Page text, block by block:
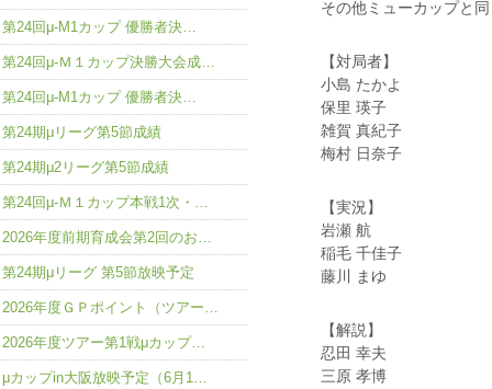
その他ミューカップと
【対局者】
小島 たかよ
保里 瑛子
雑賀 真紀子
梅村 日奈子
【実況】
岩瀬 航
稲毛 千佳子
藤川 まゆ
【解説】
忍田 幸夫
三原 孝博
第24回μ-M1カップ 優勝者決…
第24回μ-Ｍ１カップ決勝大会成…
第24回μ-M1カップ 優勝者決…
第24期μリーグ第5節成績
第24期μ2リーグ第5節成績
第24回μ-Ｍ１カップ本戦1次・…
2026年度前期育成会第2回のお…
第24期μリーグ 第5節放映予定
2026年度ＧＰポイント（ツアー…
2026年度ツアー第1戦μカップ…
μカップin大阪放映予定（6月1…